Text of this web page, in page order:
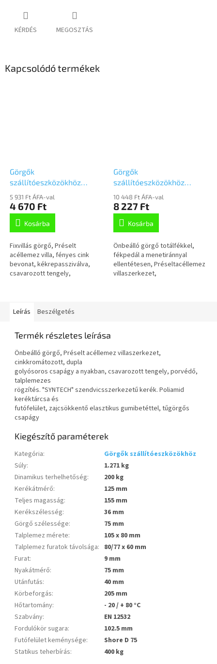
KÉRDÉS MEGOSZTÁS
Kapcsolódó termékek
Görgők
szállítóeszközökhöz
125mm, fix,Talplemezzel,
3478HUR125P62 szürke
5 931 Ft ÁFA-val
4 670 Ft
Kosárba
Fixvillás görgő, Préselt
acéllemez villa, fényes cink
bevonat, kékrepassziválva,
csavarozott tengely,
Poliamid...
Görgők
szállítóeszközökhöz
fékkel,Talplemezzel,
3477HUR125P62 szürke
10 448 Ft ÁFA-val
8 227 Ft
Kosárba
Önbeálló görgő totálfékkel,
fékpedál a menetiránnyal
ellentétesen, Préseltacéllemez
villaszerkezet,
Leírás
Beszélgetés
Termék részletes leírása
Önbeálló görgő, Préselt acéllemez villaszerkezet,
cinkkromátozott, dupla
golyósoros csapágy a nyakban, csavarozott tengely, porvédő,
talplemezes
rögzítés. "SYNTECH" szendvicsszerkezetű kerék. Poliamid
keréktárcsa és
futófelület, zajcsökkentő elasztikus gumibetéttel, tűgörgős
csapágy
Kiegészítő paraméterek
Kategória:
Görgők szállítóeszközökhöz
Súly:
1.271 kg
Dinamikus terhelhetőség:
200 kg
Kerékátmérő:
125 mm
Teljes magasság:
155 mm
Kerékszélesség:
36 mm
Görgő szélessége:
75 mm
Talplemez mérete:
105 x 80 mm
Talplemez furatok távolsága: 80/77 x 60 mm
Furat:
9 mm
Nyakátmérő:
75 mm
Utánfutás:
40 mm
Körbeforgás:
205 mm
Hőtartomány:
- 20 / + 80 °C
Szabvány:
EN 12532
Fordulókör sugara:
102.5 mm
Futófelület keménysége:
Shore D 75
Statikus teherbírás: 400 kg